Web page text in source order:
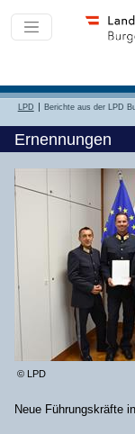
LPD Berichte aus der LPD
Ernennungen
© LPD
Neue Führungskräfte